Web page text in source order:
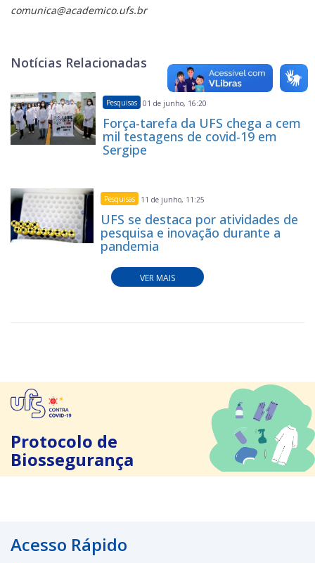
comunica@academico.ufs.br
Notícias Relacionadas
Pesquisas 01 de junho, 16:20
Força-tarefa da UFS chega a cem
mil testagens de covid-19 em
Sergipe
Pesquisas 11 de junho, 11:25
UFS se destaca por atividades de
pesquisa e inovação durante a
pandemia
VER MAIS
Protocolo de
Biossegurança
Acesso Rápido